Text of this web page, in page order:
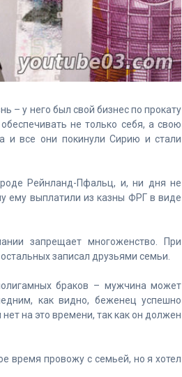
– у него был свой бизнес по прокату
не только себя, а свою
и все они покинули Сирию и стали
Рейнланд-Пфальц, и, ни дня не
ему выплатили из казны ФРГ в виде
запрещает многоженство. При
записал друзьями семьи.
браков – мужчина может
как видно, беженец успешно
на это времени, так как он должен
время провожу с семьей, но я хотел